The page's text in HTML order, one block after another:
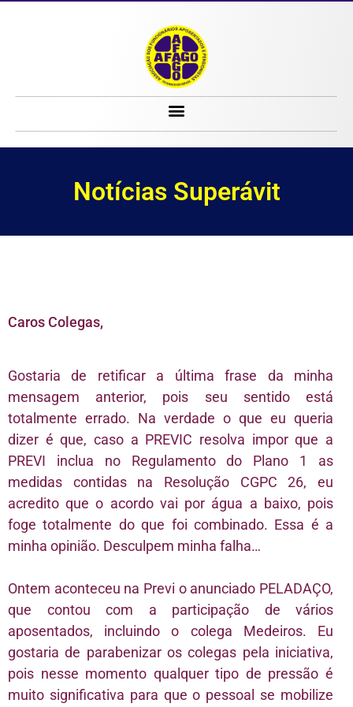
Notícias Superávit
Caros Colegas,
Gostaria de retificar a última frase da minha
mensagem anterior, pois seu sentido está
totalmente errado. Na verdade o que eu queria
dizer é que, caso a PREVIC resolva impor que a
PREVI inclua no Regulamento do Plano 1 as
medidas contidas na Resolução CGPC 26, eu
acredito que o acordo vai por água a baixo, pois
foge totalmente do que foi combinado. Essa é a
minha opinião. Desculpem minha falha…
Ontem aconteceu na Previ o anunciado PELADAÇO,
que contou com a participação de vários
aposentados, incluindo o colega Medeiros. Eu
gostaria de parabenizar os colegas pela iniciativa,
pois nesse momento qualquer tipo de pressão é
muito significativa para que o pessoal se mobilize